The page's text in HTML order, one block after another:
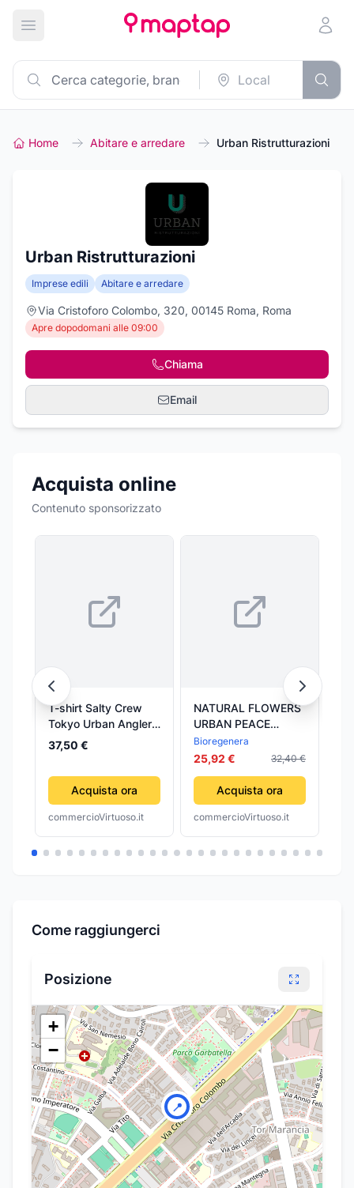
Apri menu principale
Home Abitare e arredare Urban Ristrutturazioni
Urban Ristrutturazioni
Imprese edili Abitare e arredare
Via Cristoforo Colombo, 320, 00145 Roma, Roma
Apre dopodomani alle 09:00
Chiama
Email
Acquista online
Contenuto sponsorizzato
T-shirt Salty Crew
Tokyo Urban Angler
Black
37,50 €
Acquista ora
commercioVirtuoso.it
NATURAL FLOWERS
URBAN PEACE
essenze floreali
Gocce 30 ml
Bioregenera
25,92 € 32,40 €
Acquista ora
commercioVirtuoso.it
Come raggiungerci
Posizione
📍
+
−